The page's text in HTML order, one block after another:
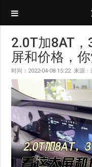
2.0T加8AT
屏和价格，
时间：2022-04-08 15:22 来源